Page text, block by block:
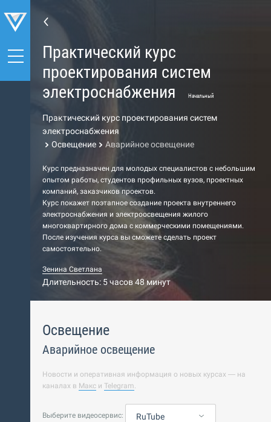
Практический курс
проектирования систем
электроснабжения
Начальный
Практический курс проектирования систем
электроснабжения
Освещение
Аварийное освещение
Курс предназначен для молодых специалистов с небольшим
опытом работы, студентов профильных вузов, проектных
компаний, заказчиков проектов.
Курс покажет поэтапное создание проекта внутреннего
электроснабжения и электроосвещения жилого
многоквартирного дома с коммерческими помещениями.
После изучения курса вы сможете сделать проект
самостоятельно.
Зенина Светлана
Длительность: 5 часов 48 минут
Освещение
Аварийное освещение
Новости и оперативная информация о новых курсах — на
каналах в Макс и Telegram.
Выберите видеосервис: RuTube